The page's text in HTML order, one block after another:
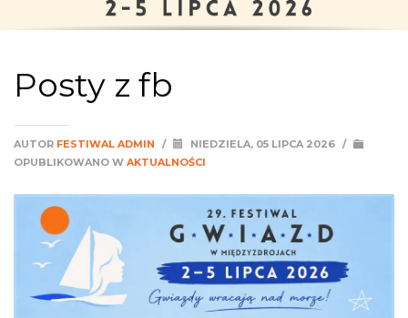
Posty z fb
AUTOR FESTIWAL ADMIN / NIEDZIELA, 05 LIPCA 2026 /
OPUBLIKOWANO W AKTUALNOŚCI